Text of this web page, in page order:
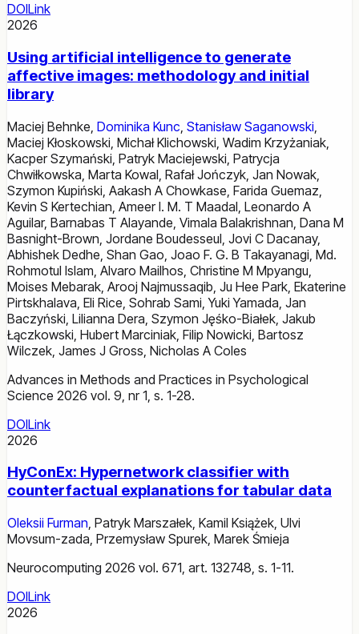
DOILink
2026
Using artificial intelligence to generate
affective images: methodology and initial
library
Maciej Behnke Dominika Kunc Stanisław Saganowski
Maciej Kłoskowski Michał Klichowski Wadim Krzyżaniak
Kacper Szymański Patryk Maciejewski Patrycja
Chwiłkowska Marta Kowal Rafał Jończyk Jan Nowak
Szymon Kupiński Aakash A Chowkase Farida Guemaz
Kevin S Kertechian Ameer I. M. T Maadal Leonardo A
Aguilar, Barnabas T Alayande Vimala Balakrishnan Dana M
Basnight-Brown Jordane Boudesseul Jovi C Dacanay,
Abhishek Dedhe Shan Gao Joao F. G. B Takayanagi Md.
Rohmotul Islam Alvaro Mailhos Christine M Mpyangu
Moises Mebarak Arooj Najmussaqib Ju Hee Park Ekaterine
Pirtskhalava Eli Rice Sohrab Sami ,Yuki Yamada Jan
Baczyński Lilianna Dera Szymon Jęśko-Białek Jakub
Łączkowski Hubert Marciniak Filip Nowicki Bartosz
Wilczek James J Gross Nicholas A Coles
Advances in Methods and Practices in Psychological
Science 2026 vol. 9, nr 1, s. 1-28.
DOILink
2026
HyConEx: Hypernetwork classifier with
counterfactual explanations for tabular data
Oleksii Furman, Patryk Marszałek, Kamil Książek, Ulvi
Movsum-zada, Przemysław Spurek, Marek Śmieja
Neurocomputing 2026 vol. 671, art. 132748, s. 1-11.
DOILink
2026